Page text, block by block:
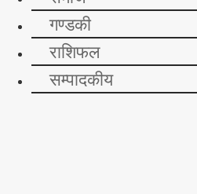
जीवन, संस्कृति र आत्मनिर्भरको मेरुदण्ड
कास्कीको आयोजनामा पोखरा महानगरपालिका
खाल्टेमसिनामा आयोजित २२ औँ राष्ट्रिय धान
यस्तो बताएका हुन् ।
“धान जीवन, संस्कृति र आत्मनिर्भर
फलाऊ भन्ने मूल नाराको मर्म आत्मसात गर्दै कृषि
मन्त्री थापाले कृषकहरुले पसिना बगाएर
कृषिलाई व्यवसायिक, प्रविधिमैत्री र
। कृषि क्षेत्रको व्यावसायीकरण र बजारीकरण
प्रदेश सरकारले बजेट व्यवस्थापन गरेको
गण्डकी
राशिफल
सम्पादकीय